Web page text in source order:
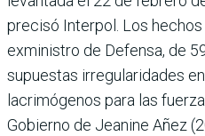
precisó Interpol. Los
exministro de Defensa, de
supuestas irregularidades
lacrimógenos para las
Gobierno de Jeanine Añez